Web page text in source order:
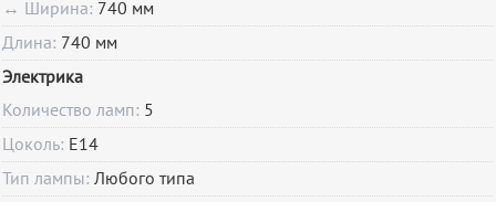
↔ Ширина: 740 мм
Длина: 740 мм
Электрика
Количество ламп: 5
Цоколь: E14
Тип лампы:Любого типа